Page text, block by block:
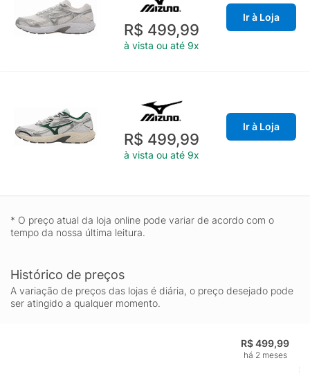
R$ 499,99
à vista ou até 9x
Ir à Loja
R$ 499,99
à vista ou até 9x
Ir à Loja
* O preço atual da loja online pode variar de acordo com o
tempo da nossa última leitura.
Histórico de preços
A variação de preços das lojas é diária, o preço desejado pode
ser atingido a qualquer momento.
R$ 499,99
há 2 meses